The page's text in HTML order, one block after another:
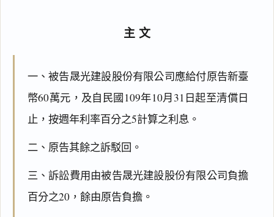
主文
一、被告晟光建設股份有限公司應給付原告新臺
幣60萬元，及自民國109年10月31日起至清償日
止，按週年利率百分之5計算之利息。
二、原告其餘之訴駁回。
三、訴訟費用由被告晟光建設股份有限公司負擔
百分之20，餘由原告負擔。